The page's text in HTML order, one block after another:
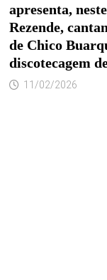
apresenta,
Rezende,
de Chico
discotecagem
11/02/2026